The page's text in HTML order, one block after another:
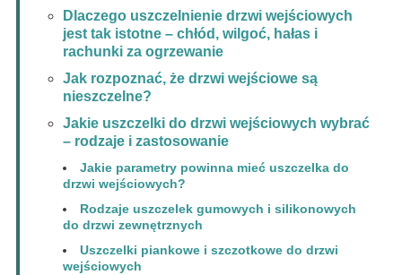
Dlaczego uszczelnienie drzwi wejściowych
jest tak istotne – chłód, wilgoć, hałas i
rachunki za ogrzewanie
Jak rozpoznać, że drzwi wejściowe są
nieszczelne?
Jakie uszczelki do drzwi wejściowych wybrać
– rodzaje i zastosowanie
Jakie parametry powinna mieć uszczelka do
drzwi wejściowych?
Rodzaje uszczelek gumowych i silikonowych
do drzwi zewnętrznych
Uszczelki piankowe i szczotkowe do drzwi
wejściowych